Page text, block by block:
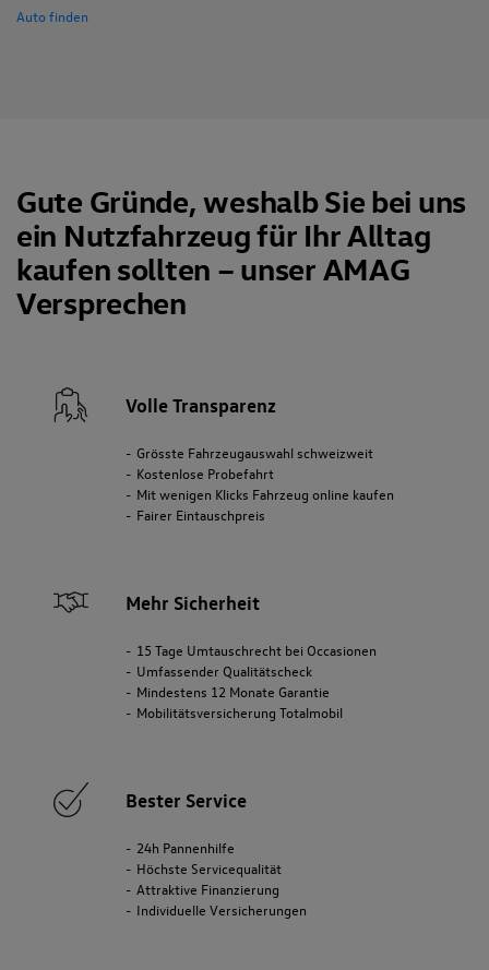
Auto finden
Gute Gründe, weshalb Sie bei uns
ein Nutzfahrzeug für Ihr Alltag
kaufen sollten – unser AMAG
Versprechen
Volle Transparenz
Grösste Fahrzeugauswahl schweizweit
Kostenlose Probefahrt
Mit wenigen Klicks Fahrzeug online kaufen
Fairer Eintauschpreis
Mehr Sicherheit
15 Tage Umtauschrecht bei Occasionen
Umfassender Qualitätscheck
Mindestens 12 Monate Garantie
Mobilitätsversicherung Totalmobil
Bester Service
24h Pannenhilfe
Höchste Servicequalität
Attraktive Finanzierung
Individuelle Versicherungen